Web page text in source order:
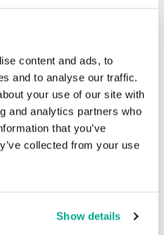
content and ads, to
and to analyse our traffic.
your use of our site with
and analytics partners who
that you’ve
collected from your use
Show details
Correo electrónico *